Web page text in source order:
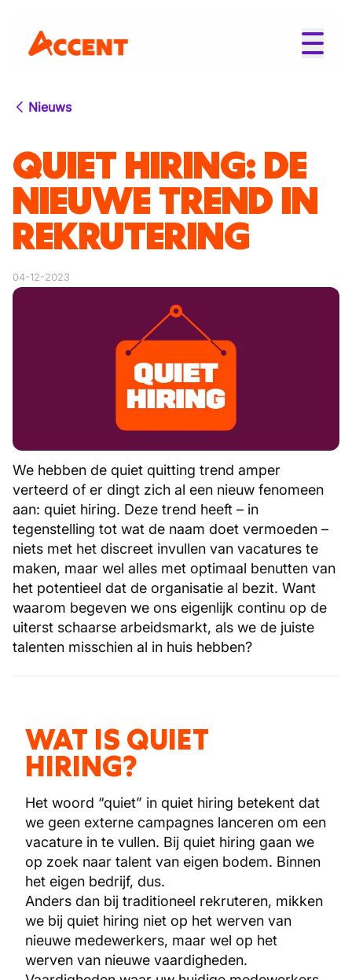
Nieuws
QUIET HIRING: DE
NIEUWE TREND IN
REKRUTERING
04-12-2023
We hebben de quiet quitting trend amper
verteerd of er dingt zich al een nieuw fenomeen
aan: quiet hiring. Deze trend heeft – in
tegenstelling tot wat de naam doet vermoeden –
niets met het discreet invullen van vacatures te
maken, maar wel alles met optimaal benutten van
het potentieel dat de organisatie al bezit. Want
waarom begeven we ons eigenlijk continu op de
uiterst schaarse arbeidsmarkt, als we de juiste
talenten misschien al in huis hebben?
WAT IS QUIET
HIRING?
Het woord “quiet” in quiet hiring betekent dat
we geen externe campagnes lanceren om een
vacature in te vullen. Bij quiet hiring gaan we
op zoek naar talent van eigen bodem. Binnen
het eigen bedrijf, dus.
Anders dan bij traditioneel rekruteren, mikken
we bij quiet hiring niet op het werven van
nieuwe medewerkers, maar wel op het
werven van nieuwe vaardigheden.